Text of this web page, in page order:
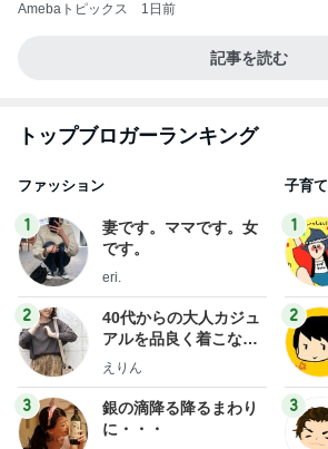
Amebaトピックス 1日前
記事を読む
トップブロガーランキング
ファッション
1
妻です。ママです。女
です。
eri.
2
40代からの大人カジュ
アルを品良く着こなす
ファッションブログ
えりん
3
銀の滴降る降るまわり
に・・・
子育て
1
2
3